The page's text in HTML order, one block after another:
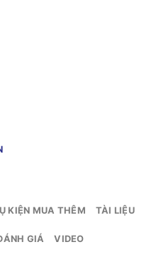
KIỆN MUA THÊM TÀI LIỆU
GIÁ VIDEO